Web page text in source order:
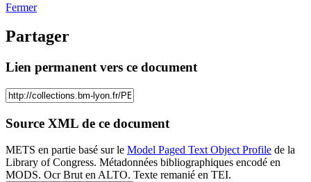
Fermer
Partager
Lien permanent vers ce document
Source XML de ce document
METS en partie basé sur le Model Paged Text Object Profile de la
Library of Congress. Métadonnées bibliographiques encodé en
MODS. Ocr Brut en ALTO. Texte remanié en TEI.